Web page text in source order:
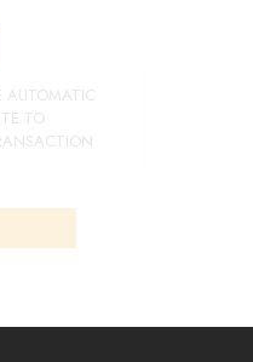
AUTOMATIC
TO